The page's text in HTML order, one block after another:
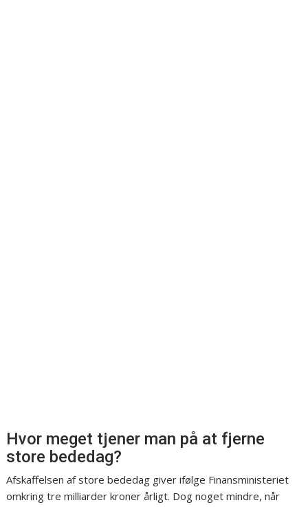
Hvor meget tjener man på at fjerne
store bededag?
Afskaffelsen af store bededag giver ifølge Finansministeriet
omkring tre milliarder kroner årligt. Dog noget mindre, når